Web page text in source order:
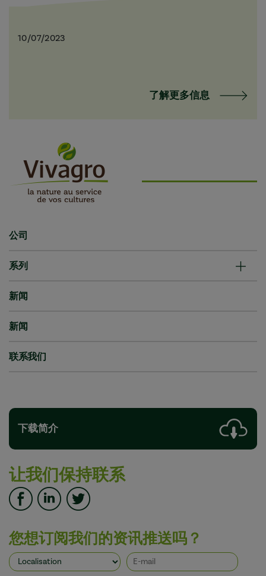
10/07/2023
了解更多信息
公司
系列
新闻
新闻
联系我们
下载简介
让我们保持联系
您想订阅我们的资讯推送吗？